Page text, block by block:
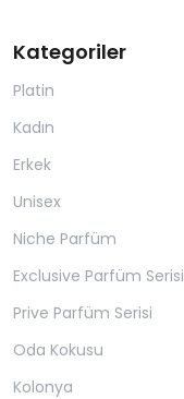
Kategoriler
Platin
Kadın
Erkek
Unisex
Niche Parfüm
Exclusive Parfüm Serisi
Prive Parfüm Serisi
Oda Kokusu
Kolonya